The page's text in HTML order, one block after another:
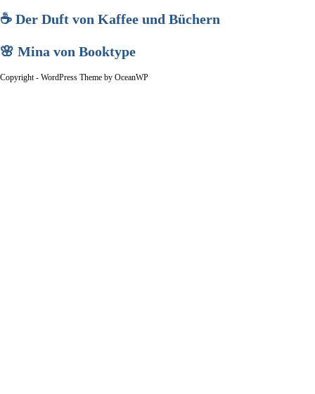
☕ Der Duft von Kaffee und Büchern
🌸 Mina von Booktype
Copyright - WordPress Theme by OceanWP